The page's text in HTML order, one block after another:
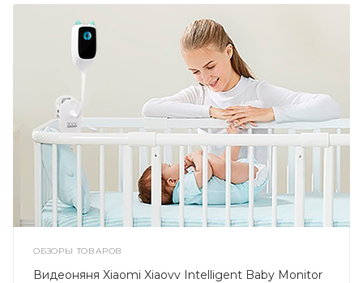
ОБЗОРЫ ТОВАРОВ
Видеоняня Xiaomi Xiaovv Intelligent Baby Monitor